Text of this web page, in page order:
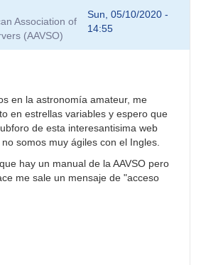
Association of
(AAVSO)
Sun, 05/10/2020 -
14:55
en la astronomía amateur, me
en estrellas variables y espero que
de esta interesantisima web
somos muy ágiles con el Ingles.
hay un manual de la AAVSO pero
me sale un mensaje de "acceso